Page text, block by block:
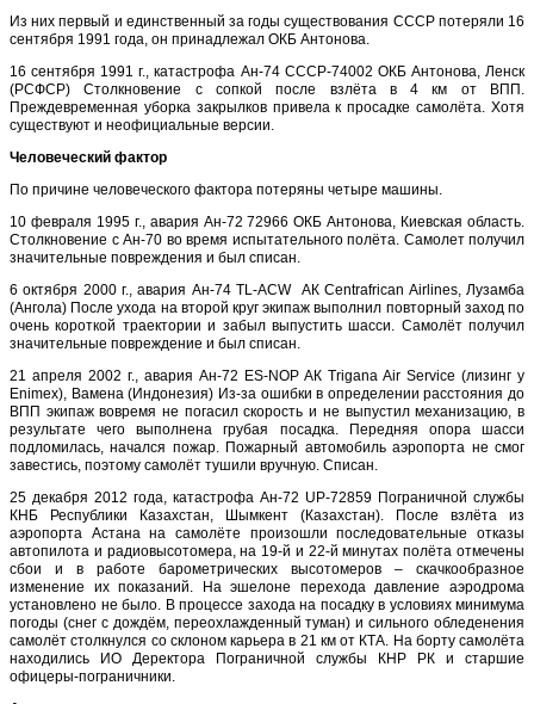
Из них первый и единственный за годы существования СССР потеряли 16
сентября 1991 года, он принадлежал ОКБ Антонова.
16 сентября 1991 г., катастрофа Ан-74 CCCP-74002 ОКБ Антонова, Ленск
(РСФСР) Столкновение с сопкой после взлёта в 4 км от ВПП.
Преждевременная уборка закрылков привела к просадке самолёта. Хотя
существуют и неофициальные версии.
Человеческий фактор
По причине человеческого фактора потеряны четыре машины.
10 февраля 1995 г., авария Ан-72 72966 ОКБ Антонова, Киевская область.
Столкновение с Ан-70 во время испытательного полёта. Самолет получил
значительные повреждения и был списан.
6 октября 2000 г., авария Ан-74 TL-ACW АК Centrafrican Airlines, Лузамба
(Ангола) После ухода на второй круг экипаж выполнил повторный заход по
очень короткой траектории и забыл выпустить шасси. Самолёт получил
значительные повреждение и был списан.
21 апреля 2002 г., авария Ан-72 ES-NOP АК Trigana Air Service (лизинг у
Enimex), Вамена (Индонезия) Из-за ошибки в определении расстояния до
ВПП экипаж вовремя не погасил скорость и не выпустил механизацию, в
результате чего выполнена грубая посадка. Передняя опора шасси
подломилась, начался пожар. Пожарный автомобиль аэропорта не смог
завестись, поэтому самолёт тушили вручную. Списан.
25 декабря 2012 года, катастрофа Ан-72 UP-72859 Пограничной службы
КНБ Республики Казахстан, Шымкент (Казахстан). После взлёта из
аэропорта Астана на самолёте произошли последовательные отказы
автопилота и радиовысотомера, на 19-й и 22-й минутах полёта отмечены
сбои и в работе барометрических высотомеров – скачкообразное
изменение их показаний. На эшелоне перехода давление аэродрома
установлено не было. В процессе захода на посадку в условиях минимума
погоды (снег с дождём, переохлажденный туман) и сильного обледенения
самолёт столкнулся со склоном карьера в 21 км от КТА. На борту самолёта
находились ИО Деректора Пограничной службы КНР РК и старшие
офицеры-пограничники.